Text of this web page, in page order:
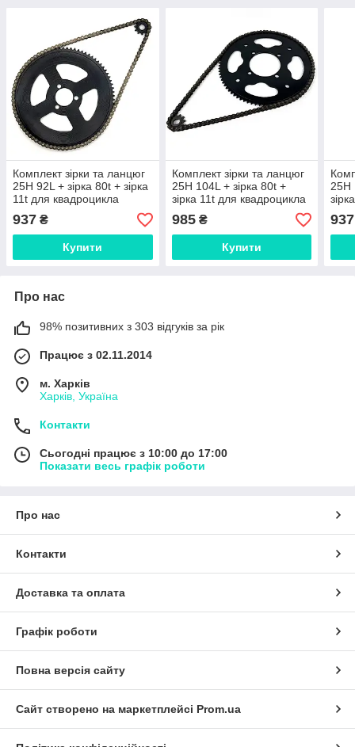
Комплект зірки та ланцюг
25H 92L + зірка 80t + зірка
11t для квадроцикла
937 ₴
Купити
Комплект зірки та ланцюг
25H 104L + зірка 80t +
зірка 11t для квадроцикла
985₴
Купити
25H
937
Про нас
98% позитивних з 303 відгуків за рік
Працює з 02.11.2014
м. Харків
Харків, Україна
Контакти
Сьогодні працює з 10:00 до 17:00
Показати весь графік роботи
Про нас
Контакти
Доставка та оплата
Графік роботи
Повна версія сайту
Сайт створено на маркетплейсі Prom.ua